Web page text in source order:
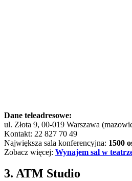
Dane teleadresowe:
ul. Złota 9, 00-019 Warszawa
Kontakt: 22 827 70 49
Największa sala konferencyjna: 1500
Zobacz więcej: Wynajem sal w
3. ATM Studio